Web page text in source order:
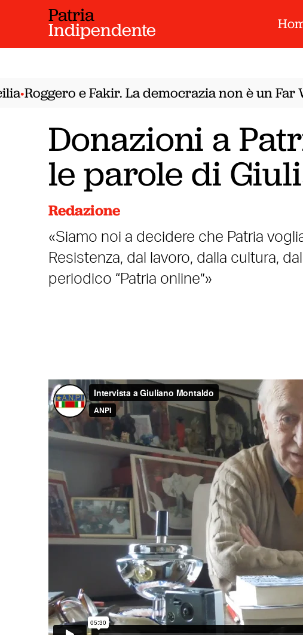
Patria
Indipendente
•Roggero e Fakir. La democrazia non è un Far
Donazioni a
le parole di
Redazione
«Siamo noi a decidere che Patria
Resistenza, dal lavoro, dalla cultura,
periodico “Patria online”»